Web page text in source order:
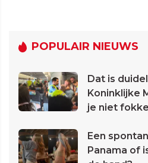
POPULAIR NIEUWS
Dat is
Koninklijke
je niet
Een
Panama of